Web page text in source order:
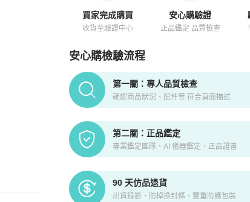
買家完成購買
收貨至驗證中心
安心購驗證
正品鑑定 品質檢查
安心購檢驗流程
PopChill拍拍圈正品驗證、安心購檢驗流程
第一關：專人品質檢查
確認商品狀況、配件等 符合頁面描述
第二關：正品鑑定
專業鑑定團隊、AI 儀器鑑定、正品證書
90 天仿品退貨
出貨錄影、防掉換封條、雙重防護包裝